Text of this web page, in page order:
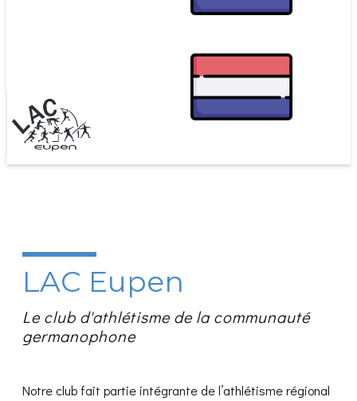
LAC Eupen
Le club d'athlétisme de la communauté
germanophone
Notre club fait partie intégrante de l’athlétisme régional